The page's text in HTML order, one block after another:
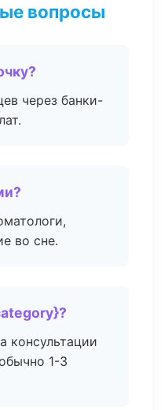
вопросы
через банки-
во сне.
консультации
1-3